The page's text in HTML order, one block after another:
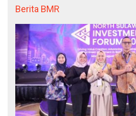
Berita BMR